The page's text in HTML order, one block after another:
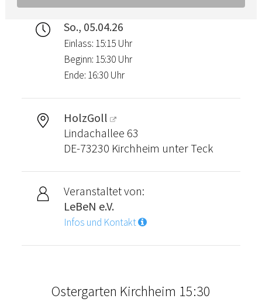
So., 05.04.26
Einlass: 15:15 Uhr
Beginn: 15:30 Uhr
Ende: 16:30 Uhr
HolzGoll
Lindachallee 63
DE-73230 Kirchheim unter Teck
Veranstaltet von:
LeBeN e.V.
Infos und Kontakt
Ostergarten Kirchheim 15:30